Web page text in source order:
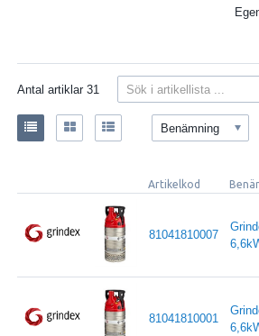
Antal artiklar31
Benämning
Artikelkod
81041810007
81041810001